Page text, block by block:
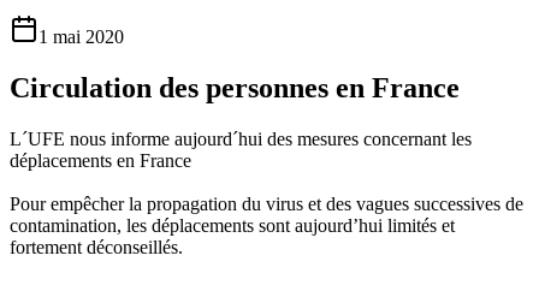
1 mai 2020
Circulation des personnes en France
L´UFE nous informe aujourd´hui des mesures concernant les
déplacements en France
Pour empêcher la propagation du virus et des vagues successives de
contamination, les déplacements sont aujourd’hui limités et
fortement déconseillés.